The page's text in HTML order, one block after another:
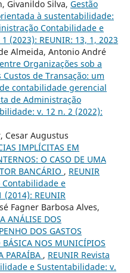
Givanildo Silva, Gestão
à sustentabilidade:
Contabilidade e
(2023): REUNIR: 13, 1, 2023
Almeida, Antonio André
Organizações sob a
de Transação: um
contabilidade gerencial
de Administração
v. 12 n. 2 (2022):
Cesar Augustus
IMPLÍCITAS EM
O CASO DE UMA
BANCÁRIO , REUNIR
Contabilidade e
REUNIR
Fagner Barbosa Alves,
ANÁLISE DOS
DOS GASTOS
BÁSICA NOS MUNICÍPIOS
PARAÍBA , REUNIR Revista
e Sustentabilidade: v.